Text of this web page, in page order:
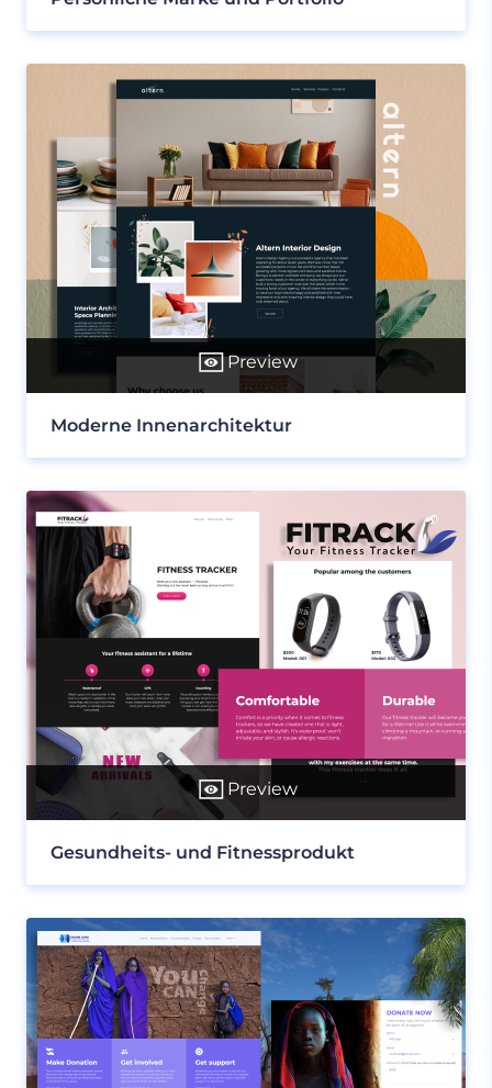
Preview
Moderne Innenarchitektur
Preview
Gesundheits- und Fitnessprodukt